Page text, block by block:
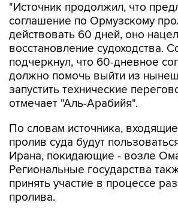
"Источник продолжил, что
соглашение по Ормузскому
действовать 60 дней, оно
восстановление судоходства.
подчеркнул, что 60-дневное
должно помочь выйти из
запустить технические
отмечает "Аль-Арабийя".
По словам источника,
пролив суда будут
Ирана, покидающие - возле
Региональные государства
принять участие в процессе
пролива.